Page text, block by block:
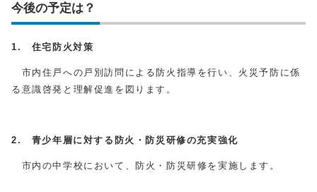
今後の予定は？
1. 住宅防火対策
市内住戸への戸別訪問による防火指導を行い、火災予防に係
る意識啓発と理解促進を図ります。
2. 青少年層に対する防火・防災研修の充実強化
市内の中学校において、防火・防災研修を実施します。